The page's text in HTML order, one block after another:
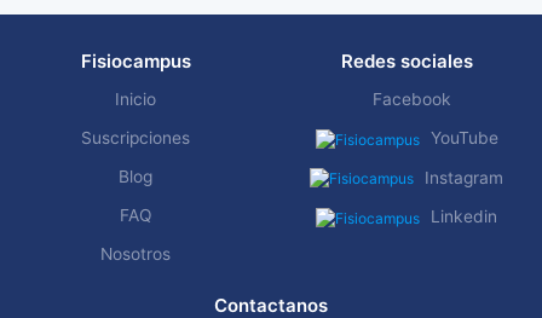
Fisiocampus
Inicio
Suscripciones
Blog
FAQ
Nosotros
Redes sociales
Facebook
YouTube
Instagram
Linkedin
Contactanos